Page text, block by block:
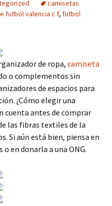
camisetas
futbol valencia c.f, futbol
de ropa, camiseta
o complementos sin
de espacios para
¿Cómo elegir una
cuenta antes de comprar
las fibras textiles de la
Si aún está bien, piensa en
en donarla a una ONG.